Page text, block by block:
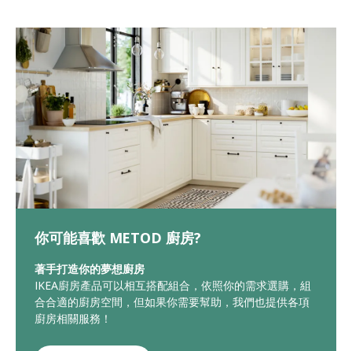
你可能喜歡 METOD 廚房?
著手打造你的夢想廚房
IKEA廚房產品可以相互搭配組合，依照你的需求選購，組
合合適的廚房空間，但如果你需要幫助，我們也提供各項
廚房相關服務！